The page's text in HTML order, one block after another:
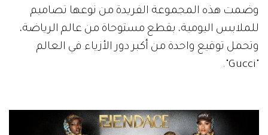
وضمت هذه المجموعة الفريدة من نوعها تصاميم
للملابس اليومية، بقطع مستوحاة من عالم الرياضة،
وتحمل توقيع واحدة من أكبر دور الأزياء في العالم
"Gucci".